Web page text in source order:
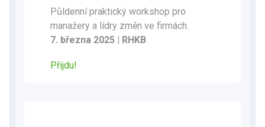
Půldenní praktický workshop pro
manažery a lídry změn ve firmách.
7. března 2025 | RHKB
Přijdu!